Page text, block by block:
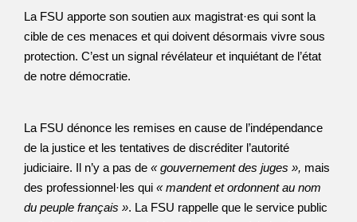
La FSU apporte son soutien aux magistrat·es qui sont la
cible de ces menaces et qui doivent désormais vivre sous
protection. C’est un signal révélateur et inquiétant de l’état
de notre démocratie.
La FSU dénonce les remises en cause de l’indépendance
de la justice et les tentatives de discréditer l’autorité
judiciaire. Il n’y a pas de « gouvernement des juges », mais
des professionnel·les qui « mandent et ordonnent au nom
du peuple français ». La FSU rappelle que le service public